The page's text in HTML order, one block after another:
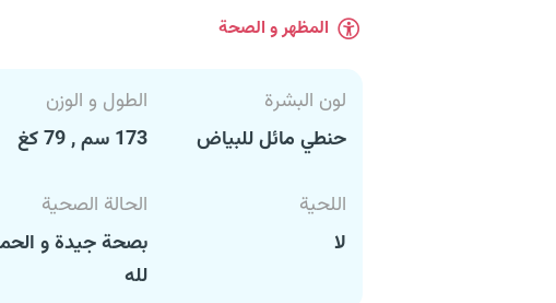
المظهر و الصحة
لون البشرة
حنطي مائل للبياض
الطول و الوزن
173 سم , 79 كغ
اللحية
لا
الحالة الصحية
بصحة جيدة و
لله